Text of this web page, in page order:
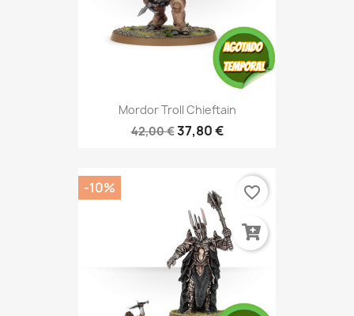
Mordor Troll Chieftain
42,00 €37,80 €
-10% favorite_border